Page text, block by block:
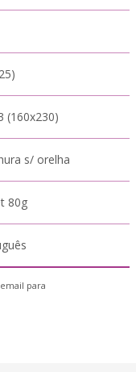
(160x230)
s/ orelha
80g
para